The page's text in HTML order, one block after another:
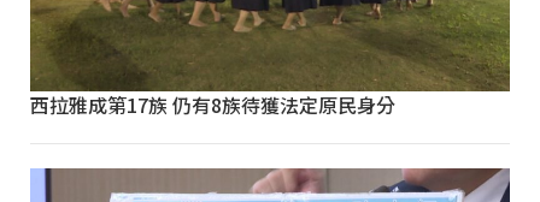
西拉雅成第17族 仍有8族待獲法定原民身分